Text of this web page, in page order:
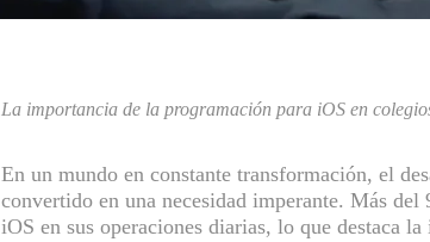
La importancia de la programación para iOS en
En un mundo en constante transformación, el
convertido en una necesidad imperante. Más
iOS en sus operaciones diarias, lo que destaca